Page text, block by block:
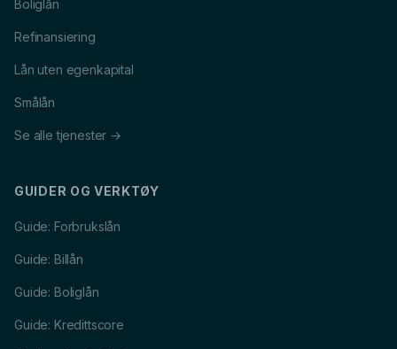
Boliglån
Refinansiering
Lån uten egenkapital
Smålån
Se alle tjenester →
GUIDER OG VERKTØY
Guide: Forbrukslån
Guide: Billån
Guide: Boliglån
Guide: Kredittscore